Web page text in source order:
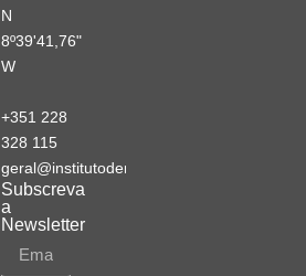
N
8º39'41,76"
W
+351 228
328 115
geral@institutodemobilidade.org
Subscreva
a
Newsletter